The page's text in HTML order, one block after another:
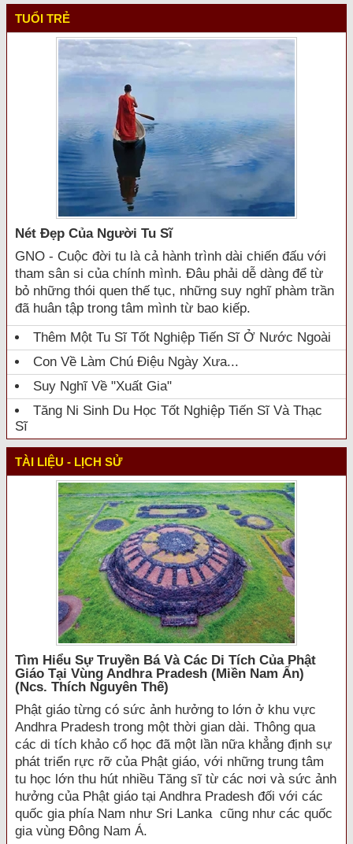
TUỔI TRẺ
Nét Đẹp Của Người Tu Sĩ
GNO - Cuộc đời tu là cả hành trình dài chiến đấu với
tham sân si của chính mình. Đâu phải dễ dàng để từ
bỏ những thói quen thế tục, những suy nghĩ phàm trần
đã huân tập trong tâm mình từ bao kiếp.
Thêm Một Tu Sĩ Tốt Nghiệp Tiến Sĩ Ở Nước Ngoài
Con Về Làm Chú Điệu Ngày Xưa...
Suy Nghĩ Về "xuất Gia"
Tăng Ni Sinh Du Học Tốt Nghiệp Tiến Sĩ Và Thạc
Sĩ
TÀI LIỆU - LỊCH SỬ
Tìm Hiểu Sự Truyền Bá Và Các Di Tích Của Phật
Giáo Tại Vùng Andhra Pradesh (miền Nam Ấn)
(ncs. Thích Nguyên Thế)
Phật giáo từng có sức ảnh hưởng to lớn ở khu vực
Andhra Pradesh trong một thời gian dài. Thông qua
các di tích khảo cổ học đã một lần nữa khẳng định sự
phát triển rực rỡ của Phật giáo, với những trung tâm
tu học lớn thu hút nhiều Tăng sĩ từ các nơi và sức ảnh
hưởng của Phật giáo tại Andhra Pradesh đối với các
quốc gia phía Nam như Sri Lanka cũng như các quốc
gia vùng Đông Nam Á.